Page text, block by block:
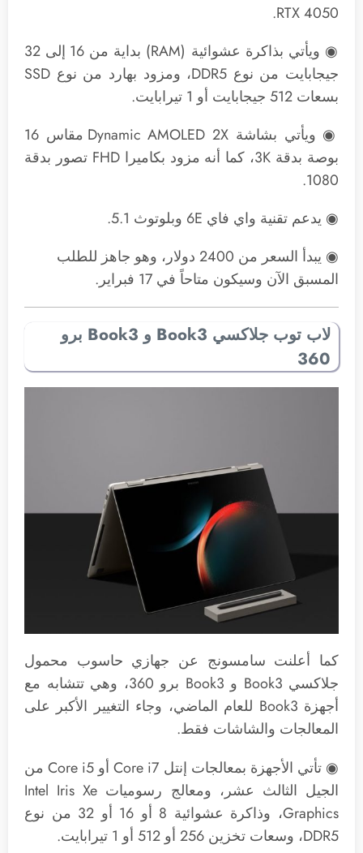
RTX 4050.
◉ ويأتي بذاكرة عشوائية (RAM) بداية من 16 إلى 32
جيجابايت من نوع DDR5، ومزود بهارد من نوع SSD
بسعات 512 جيجابايت أو 1 تيرابايت.
◉ ويأتي بشاشة Dynamic AMOLED 2X مقاس 16
بوصة بدقة 3K، كما أنه مزود بكاميرا FHD تصور بدقة
1080.
◉ يدعم تقنية واي فاي 6E وبلوتوث 5.1.
◉ يبدأ السعر من 2400 دولار، وهو جاهز للطلب
المسبق الآن وسيكون متاحاً في 17 فبراير.
لاب توب جلاكسي Book3 و Book3 برو
360
كما أعلنت سامسونج عن جهازي حاسوب محمول
جلاكسي Book3 و Book3 برو 360، وهي تتشابه مع
أجهزة Book3 للعام الماضي، وجاء التغيير الأكبر على
المعالجات والشاشات فقط.
◉ تأتي الأجهزة بمعالجات إنتل Core i7 أو Core i5 من
الجيل الثالث عشر، ومعالج رسوميات Intel Iris Xe
Graphics، وذاكرة عشوائية 8 أو 16 أو 32 من نوع
DDR5، وسعات تخزين 256 أو 512 أو 1 تيرابايت.